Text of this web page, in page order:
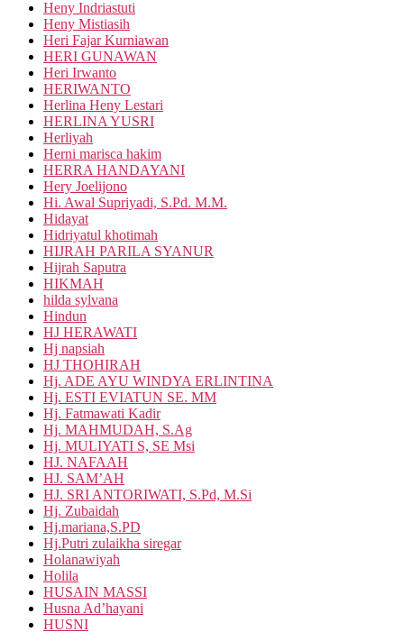
Heny Indriastuti
Heny Mistiasih
Heri Fajar Kurniawan
HERI GUNAWAN
Heri Irwanto
HERIWANTO
Herlina Heny Lestari
HERLINA YUSRI
Herliyah
Herni marisca hakim
HERRA HANDAYANI
Hery Joelijono
Hi. Awal Supriyadi, S.Pd. M.M.
Hidayat
Hidriyatul khotimah
HIJRAH PARILA SYANUR
Hijrah Saputra
HIKMAH
hilda sylvana
Hindun
HJ HERAWATI
Hj napsiah
HJ THOHIRAH
Hj. ADE AYU WINDYA ERLINTINA
Hj. ESTI EVIATUN SE. MM
Hj. Fatmawati Kadir
Hj. MAHMUDAH, S.Ag
Hj. MULIYATI S, SE Msi
HJ. NAFAAH
HJ. SAM’AH
HJ. SRI ANTORIWATI, S.Pd, M.Si
Hj. Zubaidah
Hj.mariana,S.PD
Hj.Putri zulaikha siregar
Holanawiyah
Holila
HUSAIN MASSI
Husna Ad’hayani
HUSNI